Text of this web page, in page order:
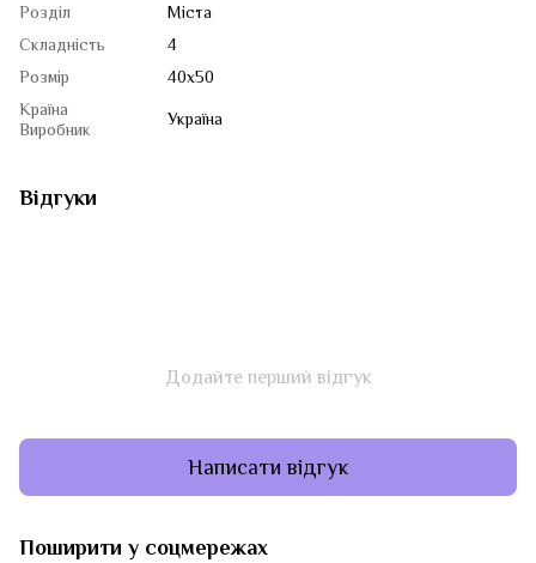
Розділ
Міста
Складність
4
Розмір
40x50
Країна
Виробник
Україна
Відгуки
Додайте перший відгук
Написати відгук
Поширити у соцмережах